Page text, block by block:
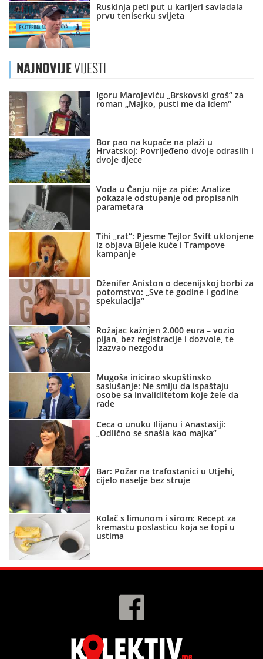
Ruskinja peti put u karijeri savladala
prvu teniserku svijeta
NAJNOVIJEVIJESTI
Igoru Marojeviću „Brskovski groš“ za
roman „Majko, pusti me da idem“
Bor pao na kupače na plaži u
Hrvatskoj: Povrijeđeno dvoje odraslih i
dvoje djece
Voda u Čanju nije za piće: Analize
pokazale odstupanje od propisanih
parametara
Tihi „rat“: Pjesme Tejlor Svift uklonjene
iz objava Bijele kuće i Trampove
kampanje
Dženifer Aniston o decenijskoj borbi za
potomstvo: „Sve te godine i godine
spekulacija“
Rožajac kažnjen 2.000 eura – vozio
pijan, bez registracije i dozvole, te
izazvao nezgodu
Mugoša inicirao skupštinsko
saslušanje: Ne smiju da ispaštaju
osobe sa invaliditetom koje žele da
rade
Ceca o unuku Ilijanu i Anastasiji:
„Odlično se snašla kao majka“
Bar: Požar na trafostanici u Utjehi,
cijelo naselje bez struje
Kolač s limunom i sirom: Recept za
kremastu poslasticu koja se topi u
ustima